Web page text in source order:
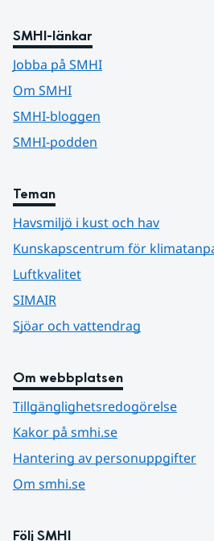
SMHI-länkar
Jobba på SMHI
Om SMHI
SMHI-bloggen
SMHI-podden
Teman
Havsmiljö i kust och hav
Kunskapscentrum för
Luftkvalitet
SIMAIR
Sjöar och vattendrag
Om webbplatsen
Tillgänglighetsredogörelse
Kakor på smhi.se
Hantering av personuppgifter
Om smhi.se
Följ SMHI